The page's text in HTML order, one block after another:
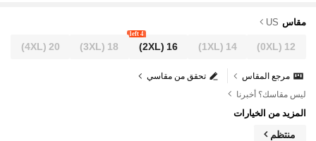
مقاس US
12
(0XL)
14
(1XL)
16
(2XL)
4 left
18
(3XL)
20
(4XL)
تحقق من مقاسي
مرجع المقاس
ليس مقاسك؟ أخبرنا
المزيد من الخيارات
منتظم